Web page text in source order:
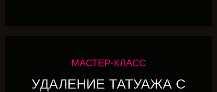
МАСТЕР-КЛАСС
УДАЛЕНИЕ ТАТУАЖА С